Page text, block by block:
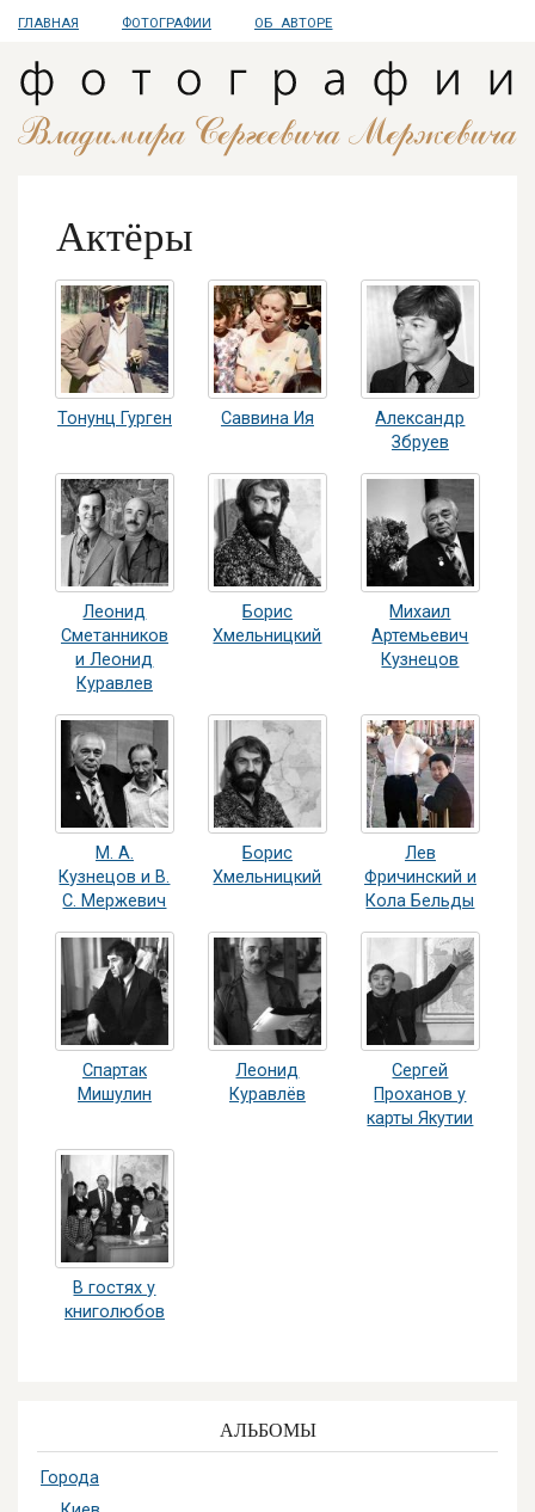
ГЛАВНАЯ ФОТОГРАФИИ ОБ АВТОРЕ
Актёры
Тонунц Гурген Саввина Ия
Александр
Збруев
Леонид
Сметанников
и Леонид
Куравлев
Борис
Хмельницкий
Михаил
Артемьевич
Кузнецов
М. А.
Кузнецов и В.
С. Мержевич
Борис
Хмельницкий
Лев
Фричинский и
Кола Бельды
Спартак
Мишулин
Леонид
Куравлёв
Сергей
Проханов у
карты Якутии
В гостях у
книголюбов
АЛЬБОМЫ
Города